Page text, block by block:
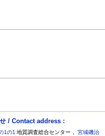
/ Contact address :
1の1 地質調査総合センター，宮城磯治